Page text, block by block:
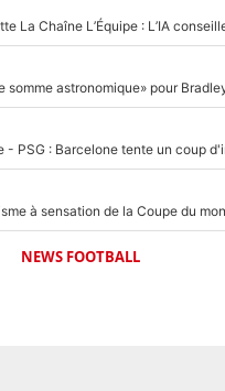
NEWS FOOTBALL